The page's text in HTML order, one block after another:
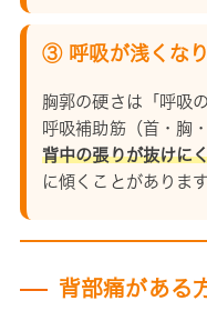
③ 呼吸が浅くな
胸郭の硬さは「呼吸
呼吸補助筋（首・胸
背中の張りが抜けに
に傾くことがあります
背部痛がある